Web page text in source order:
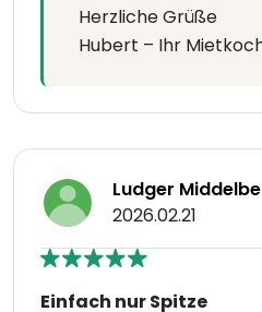
Herzliche Grüße
Hubert – Ihr
Ludger
2026.02.21
Einfach nur Spitze